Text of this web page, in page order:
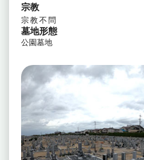
宗教
宗教不問
墓地形態
公園墓地